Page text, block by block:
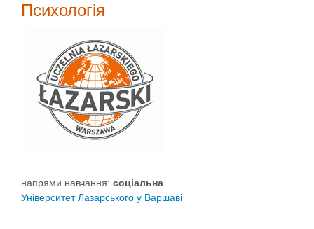
Психологія
напрями навчання: соціальна
Університет Лазарського у Варшаві